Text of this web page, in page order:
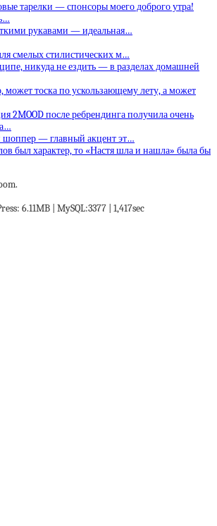
тарелки — спонсоры моего доброго утра!
рукавами — идеальная…
смелых стилистических м…
никуда не ездить — в разделах домашней
может тоска по ускользающему лету, а может
2MOOD после ребрендинга получила очень
— главный акцент эт…
был характер, то «Настя шла и нашла» была бы
6.11MB | MySQL:3377 | 1,417sec